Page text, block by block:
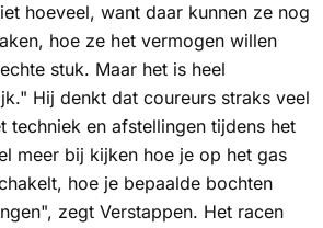
hoeveel, want daar kunnen ze nog
hoe ze het vermogen willen
stuk. Maar het is heel
Hij denkt dat coureurs straks veel
techniek en afstellingen tijdens het
meer bij kijken hoe je op het gas
hoe je bepaalde bochten
zegt Verstappen. Het racen